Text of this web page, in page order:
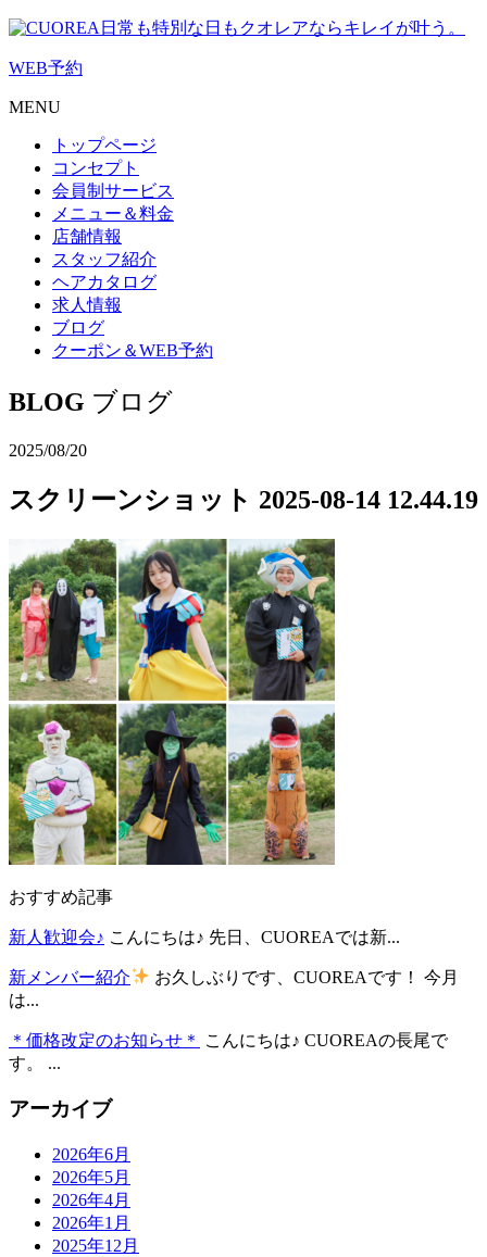
日常も特別な日もクオレアならキレイが叶う。
WEB予約
MENU
トップページ
コンセプト
会員制サービス
メニュー＆料金
店舗情報
スタッフ紹介
ヘアカタログ
求人情報
ブログ
クーポン＆WEB予約
BLOG ブログ
2025/08/20
スクリーンショット 2025-08-14 12.44.19
おすすめ記事
新人歓迎会♪ こんにちは♪ 先日、CUOREAでは新...
新メンバー紹介
お久しぶりです、CUOREAです！ 今月
は...
＊価格改定のお知らせ＊
こんにちは♪ CUOREAの長尾で
す。 ...
アーカイブ
2026年6月
2026年5月
2026年4月
2026年1月
2025年12月